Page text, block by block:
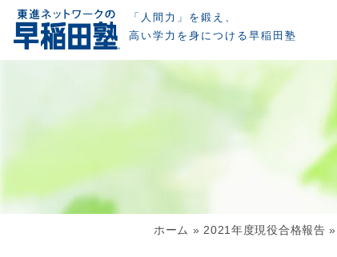
「人間力」を鍛え、
高い学力を身につける早稲田塾
ホーム » 2021年度現役合格報告 »